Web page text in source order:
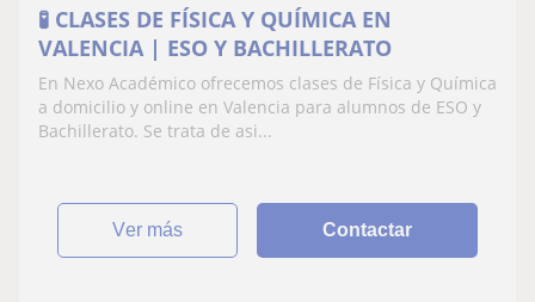
🧪 CLASES DE FÍSICA Y QUÍMICA EN
VALENCIA | ESO Y BACHILLERATO
En Nexo Académico ofrecemos clases de Física y Química
a domicilio y online en Valencia para alumnos de ESO y
Bachillerato. Se trata de asi...
ver más Contactar